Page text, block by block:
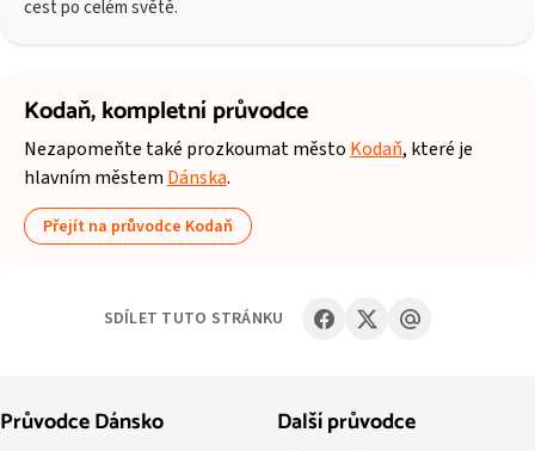
cest po celém světě.
Kodaň,kompletní průvodce
Nezapomeňte také prozkoumat městoKodaň, které je
hlavním městemDánska.
Přejít na průvodce Kodaň
SDÍLET TUTO STRÁNKU
Průvodce Dánsko Další průvodce